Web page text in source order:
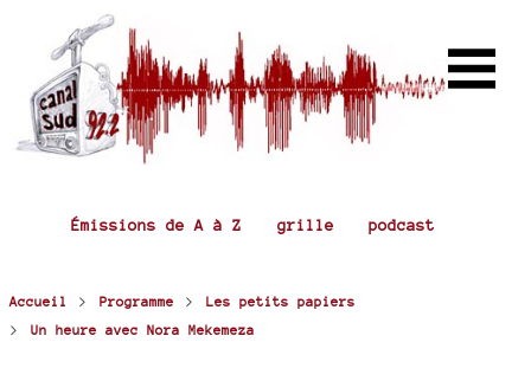
Émissions de A à Z grille podcast
Accueil > Programme > Les petits papiers
> Un heure avec Nora Mekemeza